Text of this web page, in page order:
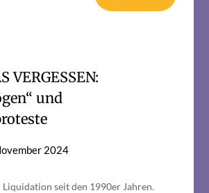
VERGESSEN:
und
2024
Liquidation seit den 1990er Jahren.